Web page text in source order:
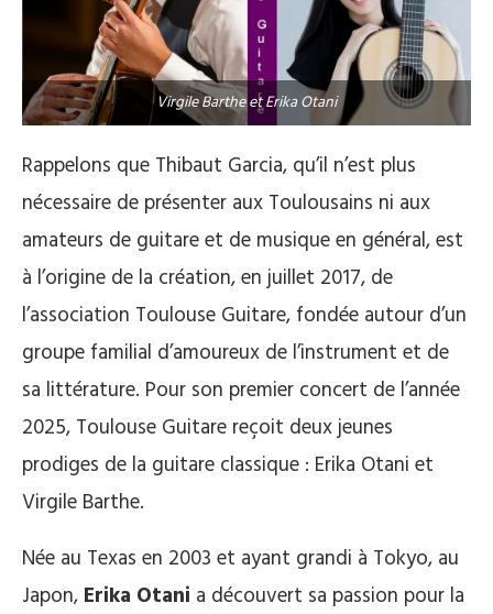
Virgile Barthe et Erika Otani
Rappelons que Thibaut Garcia, qu’il n’est plus
nécessaire de présenter aux Toulousains ni aux
amateurs de guitare et de musique en général, est
à l’origine de la création, en juillet 2017, de
l’association Toulouse Guitare, fondée autour d’un
groupe familial d’amoureux de l’instrument et de
sa littérature. Pour son premier concert de l’année
2025, Toulouse Guitare reçoit deux jeunes
prodiges de la guitare classique : Erika Otani et
Virgile Barthe.
Née au Texas en 2003 et ayant grandi à Tokyo, au
Japon, Erika Otani a découvert sa passion pour la